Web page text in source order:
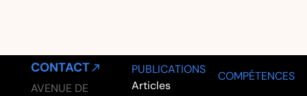
CONTACT
AVENUE DE
PUBLICATIONS
Articles
COMPÉTENCES